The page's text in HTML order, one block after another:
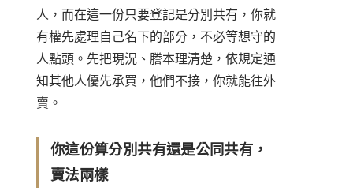
人，而在這一份只要登記是分別共有，你就
有權先處理自己名下的部分，不必等想守的
人點頭。先把現況、謄本理清楚，依規定通
知其他人優先承買，他們不接，你就能往外
賣。
你這份算分別共有還是公同共有，
賣法兩樣